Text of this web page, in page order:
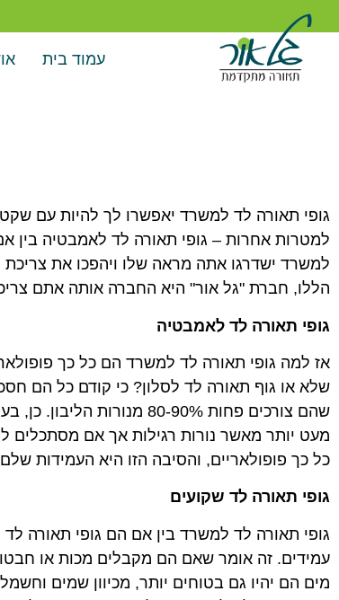
עמוד בית
גופי תאורה לד למשרד יאפשרו לך להיות עם
למטרות אחרות – גופי תאורה לד לאמבטיה בין
למשרד ישדרגו אתה מראה שלו ויהפכו את
הללו, חברת "גל אור" היא החברה אותה אתם
גופי תאורה לד לאמבטיה
אז למה גופי תאורה לד למשרד הם כל כך
שהם צורכים פחות 80-
מעט יותר מאשר נורות רגילות אך אם מסתכלים
כל כך פופולאריים, והסיבה הזו היא העמידות
גופי תאורה לד שקועים
גופי תאורה לד למשרד בין אם הם גופי תאורה
עמידים. זה אומר שאם הם מקבלים מכות או
מים הם יהיו גם בטוחים יותר, מכיוון שמים